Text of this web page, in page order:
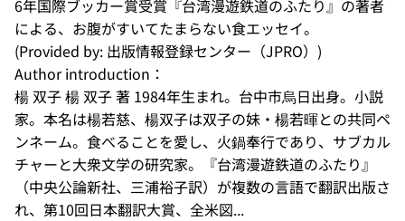
6年国際ブッカー賞受賞『台湾漫遊鉄道のふたり』の著者
による、お腹がすいてたまらない食エッセイ。
(Provided by: 出版情報登録センター（JPRO）)
Author introduction：
楊 双子 楊 双子 著 1984年生まれ。台中市烏日出身。小説
家。本名は楊若慈、楊双子は双子の妹・楊若暉との共同ペ
ンネーム。食べることを愛し、火鍋奉行であり、サブカル
チャーと大衆文学の研究家。『台湾漫遊鉄道のふたり』
（中央公論新社、三浦裕子訳）が複数の言語で翻訳出版さ
れ、第10回日本翻訳大賞、全米図...